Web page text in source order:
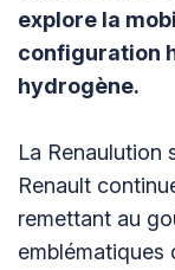
explore la
configuration
hydrogène.
La Renaulution
Renault
remettant au
emblématiques